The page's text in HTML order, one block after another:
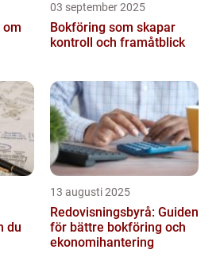
om
03 september 2025
Bokföring som skapar
kontroll och framåtblick
du
13 augusti 2025
Redovisningsbyrå: Guiden
för bättre bokföring och
ekonomihantering